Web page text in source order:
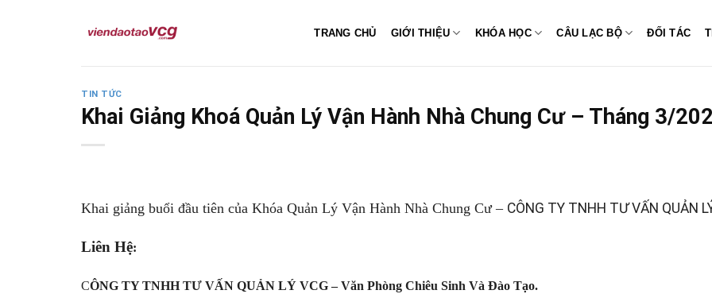
TRANG CHỦ GIỚI THIỆU KHÓA HỌC CÂU LẠC BỘ ĐỐI TÁC
TIN TỨC
Khai Giảng Khoá Quản Lý Vận Hành Nhà Chung Cư – Tháng 3/
Khai giảng buổi đầu tiên của Khóa Quản Lý Vận Hành Nhà Chung Cư – CÔNG TY TNHH TƯ VẤN QUẢN
Liên Hệ:
CÔNG TY TNHH TƯ VẤN QUẢN LÝ VCG –Văn Phòng Chiêu Sinh Và Đào Tạo.